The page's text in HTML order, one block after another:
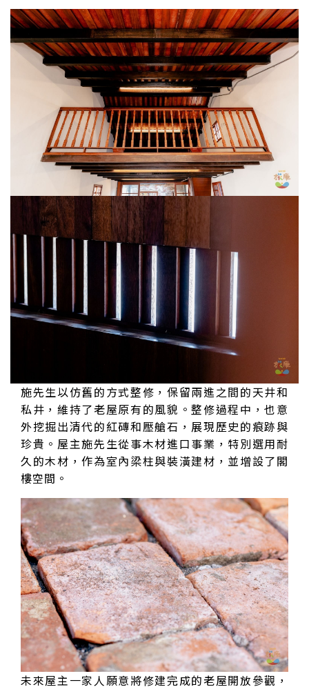
施先生以仿舊的方式整修，保留兩進之間的天井和
私井，維持了老屋原有的風貌。整修過程中，也意
外挖掘出清代的紅磚和壓艙石，展現歷史的痕跡與
珍貴。屋主施先生從事木材進口事業，特別選用耐
久的木材，作為室內梁柱與裝潢建材，並增設了閣
樓空間。
未來屋主一家人願意將修建完成的老屋開放參觀，